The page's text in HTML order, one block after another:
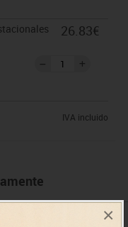
×
26.83€
IVA incluido